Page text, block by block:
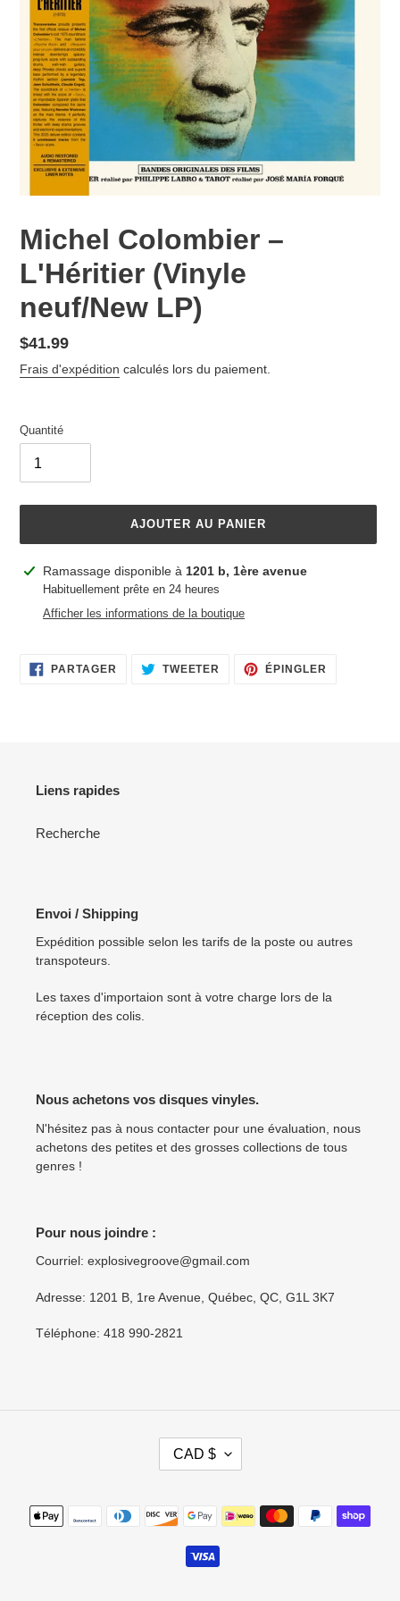
Michel Colombier –
L'Héritier (Vinyle
neuf/New LP)
Prix
normal
$41.99
Frais d'expédition calculés lors du paiement.
Quantité
AJOUTER AU PANIER
Ajout
produit
panier
Ramassage disponible à 1201 b, 1ère avenue
Habituellement prête en 24 heures
Afficher les informations de la boutique
PARTAGER PARTAGER
SUR
TWEETER TWEETER
SUR
ÉPINGLER
Liens rapides
Recherche
Envoi / Shipping
Expédition possible selon les tarifs de la poste ou autres
transpoteurs.
Les taxes d'importaion sont à votre charge lors de la
réception des colis.
Nous achetons vos disques vinyles.
N'hésitez pas à nous contacter pour une évaluation, nous
achetons des petites et des grosses collections de tous
genres !
Pour nous joindre :
Courriel: explosivegroove@gmail.com
Adresse: 1201 B, 1re Avenue, Québec, QC, G1L 3K7
Téléphone: 418 990-2821
S
CAD $
Moyens
de
paiement